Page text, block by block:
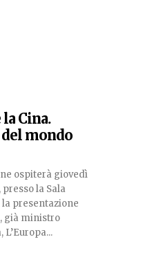
la Cina.
mondo
ospiterà giovedì
presso la Sala
presentazione
già ministro